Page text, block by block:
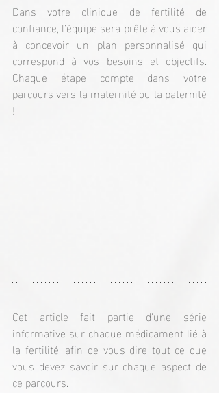
Dans votre clinique de fertilité de
confiance, l’équipe sera prête à vous aider
à concevoir un plan personnalisé qui
correspond à vos besoins et objectifs.
Chaque étape compte dans votre
parcours vers la maternité ou la paternité
!
Cet article fait partie d'une série
informative sur chaque médicament lié à
la fertilité, afin de vous dire tout ce que
vous devez savoir sur chaque aspect de
ce parcours.